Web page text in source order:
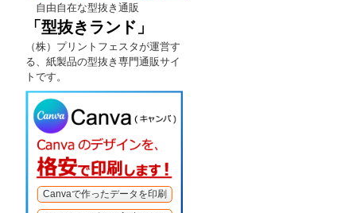
自由自在な型抜き通販
「型抜きランド」
（株）プリントフェスタが運営す
る、紙製品の型抜き専門通販サイ
トです。
Canvaで作ったデータを印刷